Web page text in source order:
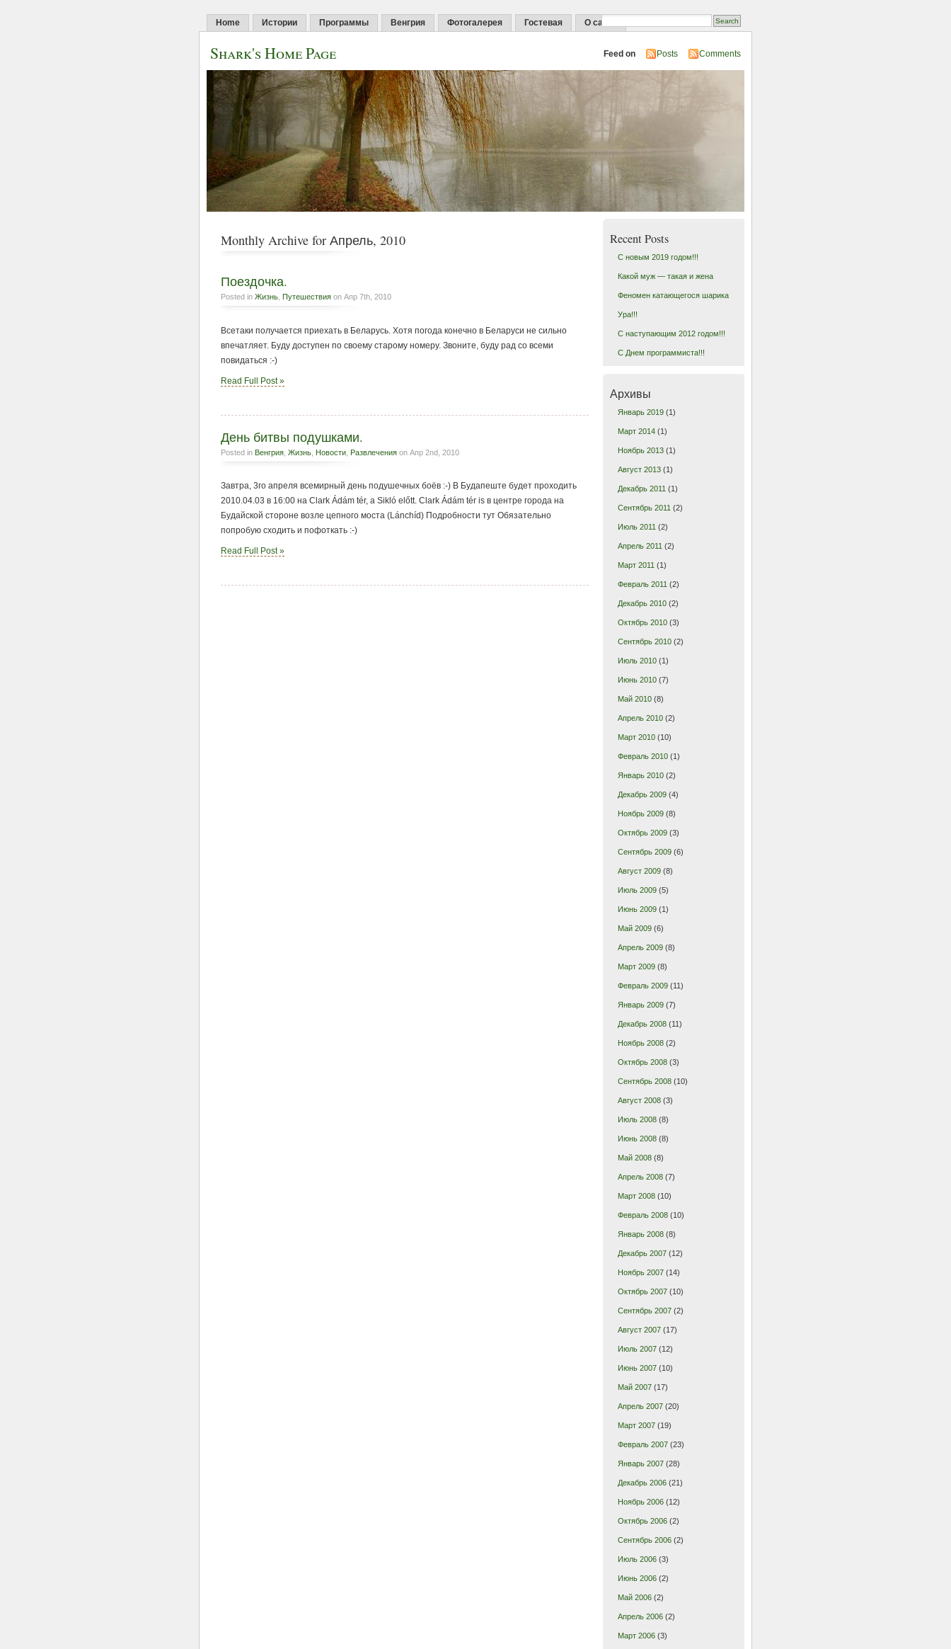
Home Истории Программы Венгрия Фотогалерея Гостевая О сайте
Shark's Home Page Feed on Posts Comments
Monthly Archive for Апрель, 2010
Поездочка.
Posted in Жизнь, Путешествия on Апр 7th, 2010
Всетаки получается приехать в Беларусь. Хотя погода конечно в Беларуси не сильно
впечатляет. Буду доступен по своему старому номеру. Звоните, буду рад со всеми
повидаться :-)
Read Full Post »
День битвы подушками.
Posted in Венгрия Жизнь Новости Развлечения on Апр 2nd, 2010
Завтра, 3го апреля всемирный день подушечных боёв :-) В Будапеште будет проходить
2010.04.03 в 16:00 на Clark Ádám tér, a Sikló előtt. Clark Ádám tér is в центре города на
Будайской стороне возле цепного моста (Lánchíd) Подробности тут Обязательно
попробую сходить и пофоткать :-)
Read Full Post »
Recent Posts
С новым 2019 годом!!!
Какой муж — такая и жена
Феномен катающегося шарика
Ура!!!
C наступающим 2012 годом!!!
C Днем программиста!!!
Архивы
Январь 2019(1)
Март 2014(1)
Ноябрь 2013(1)
Август 2013(1)
Декабрь 2011 (1)
Сентябрь 2011 (2)
Июль 2011 (2)
Апрель 2011 (2)
Март 2011 (1)
Февраль 2011 (2)
Декабрь 2010(2)
Октябрь 2010(3)
Сентябрь 2010(2)
Июль 2010(1)
Июнь 2010(7)
Май 2010(8)
Апрель 2010(2)
Март 2010(10)
Февраль 2010(1)
Январь 2010(2)
Декабрь 2009(4)
Ноябрь 2009(8)
Октябрь 2009(3)
Сентябрь 2009(6)
Август 2009(8)
Июль 2009(5)
Июнь 2009(1)
Май 2009(6)
Апрель 2009(8)
Март 2009(8)
Февраль 2009(11)
Январь 2009(7)
Декабрь 2008(11)
Ноябрь 2008(2)
Октябрь 2008(3)
Сентябрь 2008(10)
Август 2008(3)
Июль 2008(8)
Июнь 2008(8)
Май 2008(8)
Апрель 2008(7)
Март 2008(10)
Февраль 2008(10)
Январь 2008(8)
Декабрь 2007(12)
Ноябрь 2007(14)
Октябрь 2007(10)
Сентябрь 2007(2)
Август 2007(17)
Июль 2007(12)
Июнь 2007(10)
Май 2007(17)
Апрель 2007(20)
Март 2007(19)
Февраль 2007(23)
Январь 2007(28)
Декабрь 2006(21)
Ноябрь 2006(12)
Октябрь 2006(2)
Сентябрь 2006(2)
Июль 2006(3)
Июнь 2006(2)
Май 2006(2)
Апрель 2006(2)
Март 2006(3)